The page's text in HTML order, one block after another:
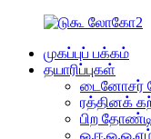
முகப்புப் பக்கம்
தயாரிப்புகள்
டைனோசர்
ரத்தினக்
பிற